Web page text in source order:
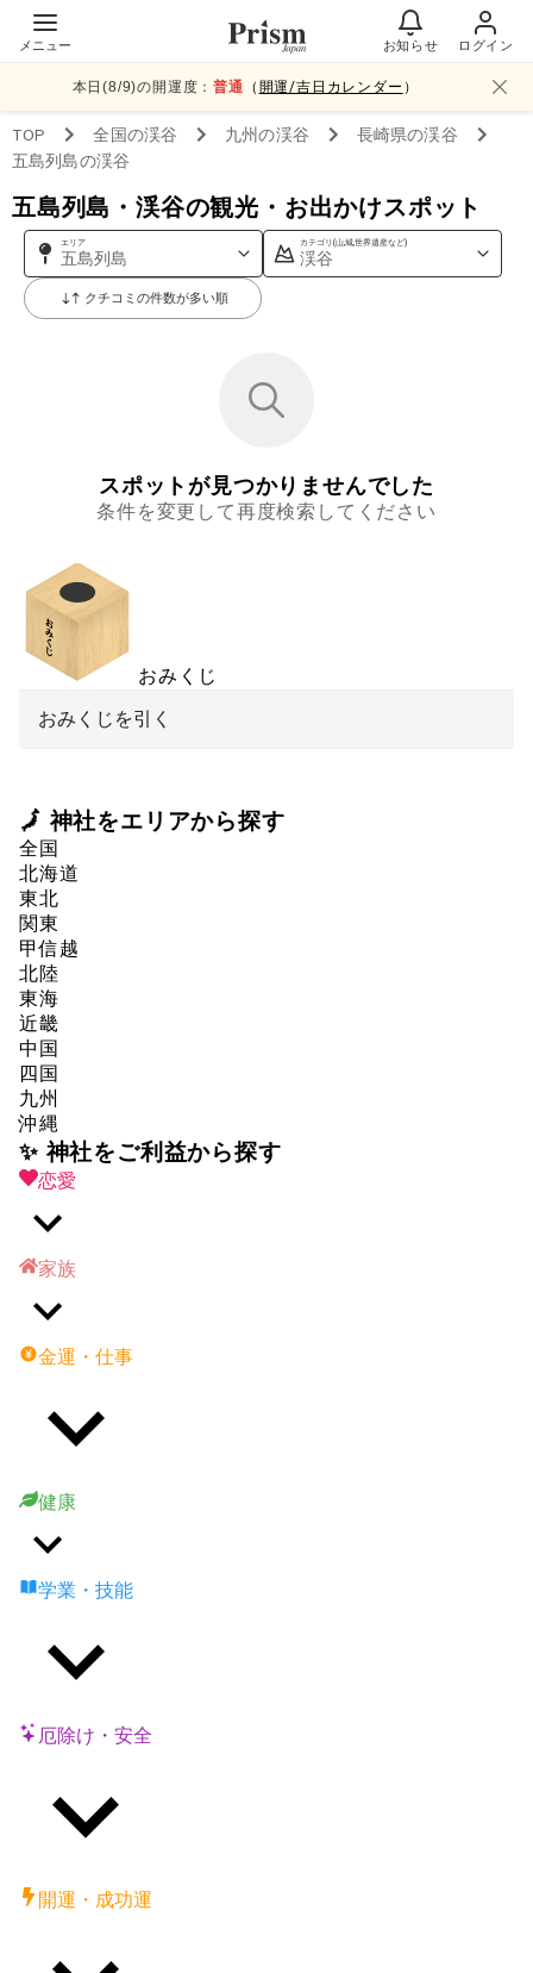
メニュー お知らせ ログイン
本日(8/9)の開運度：普通 （ 開運/吉日カレンダー ）
TOP 全国の渓谷 九州の渓谷 長崎県の渓谷
五島列島の渓谷
五島列島・渓谷の観光・お出かけスポット
エリア
五島列島
カテゴリ(山,城,世界遺産など)
渓谷
クチコミの件数が多い順
スポットが見つかりませんでした
条件を変更して再度検索してください
おみくじ
おみくじを引く
🗾 神社をエリアから探す
全国
北海道
東北
関東
甲信越
北陸
東海
近畿
中国
四国
九州
沖縄
✨ 神社をご利益から探す
恋愛
家族
金運・仕事
健康
学業・技能
厄除け・安全
開運・成功運